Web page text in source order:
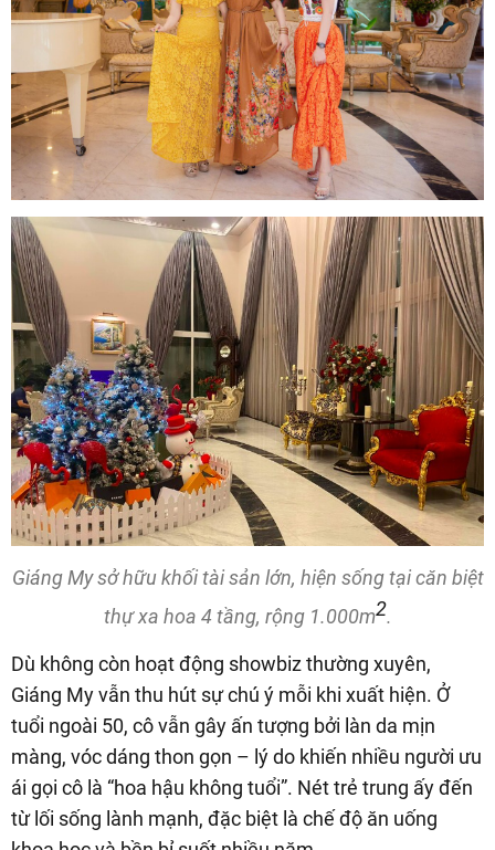
Giáng My sở hữu khối tài sản lớn, hiện sống tại căn biệt
thự xa hoa 4 tầng, rộng 1.000m2.
Dù không còn hoạt động showbiz thường xuyên,
Giáng My vẫn thu hút sự chú ý mỗi khi xuất hiện. Ở
tuổi ngoài 50, cô vẫn gây ấn tượng bởi làn da mịn
màng, vóc dáng thon gọn – lý do khiến nhiều người ưu
ái gọi cô là “hoa hậu không tuổi”. Nét trẻ trung ấy đến
từ lối sống lành mạnh, đặc biệt là chế độ ăn uống